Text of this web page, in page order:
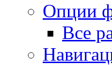
Опции
Все